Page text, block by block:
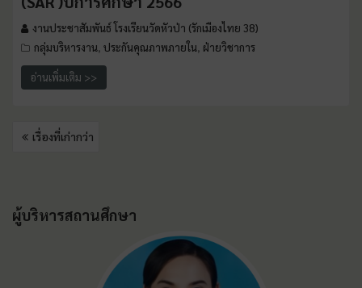
งานประชาสัมพันธ์ โรงเรียนวัดหัวป่า (รักเมืองไทย 38)
กลุ่มบริหารงาน, ประกันคุณภาพภายใน, ฝ่ายวิชาการ
อ่านเพิ่มเติม >>
เรื่องที่เก่ากว่า
ผู้บริหารสถานศึกษา